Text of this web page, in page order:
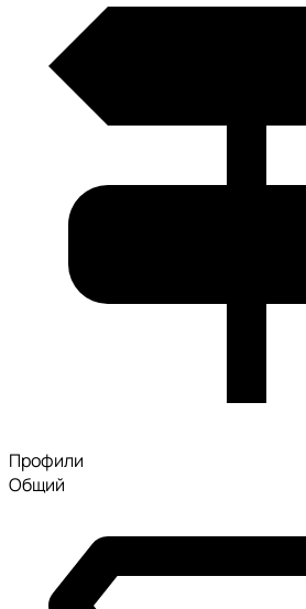
Профили
Общий